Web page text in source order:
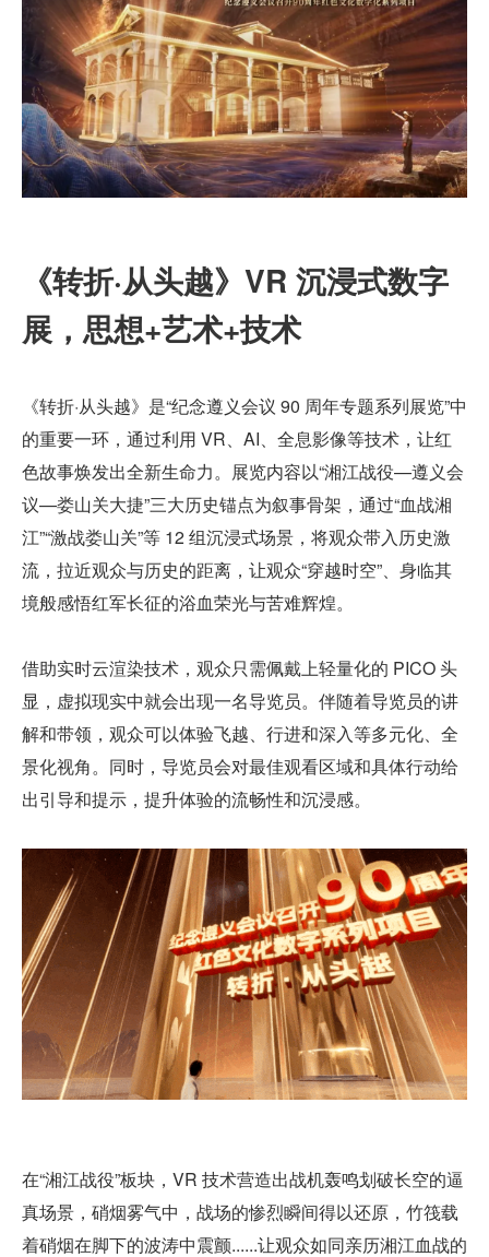
《转折·从头越》VR 沉浸式数字
展，思想+艺术+技术
《转折·从头越》是“纪念遵义会议 90 周年专题系列展览”中
的重要一环，通过利用 VR、AI、全息影像等技术，让红
色故事焕发出全新生命力。展览内容以“湘江战役—遵义会
议—娄山关大捷”三大历史锚点为叙事骨架，通过“血战湘
江”“激战娄山关”等 12 组沉浸式场景，将观众带入历史激
流，拉近观众与历史的距离，让观众“穿越时空”、身临其
境般感悟红军长征的浴血荣光与苦难辉煌。
借助实时云渲染技术，观众只需佩戴上轻量化的 PICO 头
显，虚拟现实中就会出现一名导览员。伴随着导览员的讲
解和带领，观众可以体验飞越、行进和深入等多元化、全
景化视角。同时，导览员会对最佳观看区域和具体行动给
出引导和提示，提升体验的流畅性和沉浸感。
在“湘江战役”板块，VR 技术营造出战机轰鸣划破长空的逼
真场景，硝烟雾气中，战场的惨烈瞬间得以还原，竹筏载
着硝烟在脚下的波涛中震颤......让观众如同亲历湘江血战的